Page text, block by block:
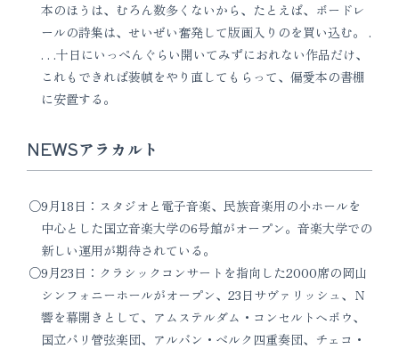
本のほうは、むろん数多くないから、たとえば、ボードレ
ールの詩集は、せいぜい奮発して版画入りのを買い込む。 .
. . .十日にいっぺんぐらい開いてみずにおれない作品だけ、
これもできれば装幀をやり直してもらって、偏愛本の書棚
に安置する。
NEWSアラカルト
9月18日：スタジオと電子音楽、民族音楽用の小ホールを
中心とした国立音楽大学の6号館がオープン。音楽大学での
新しい運用が期待されている。
9月23日：クラシックコンサートを指向した2000席の岡山
シンフォニーホールがオープン、23日サヴァリッシュ、Ｎ
響を幕開きとして、アムステルダム・コンセルトヘボウ、
国立パリ管弦楽団、アルバン・ベルク四重奏団、チェコ・